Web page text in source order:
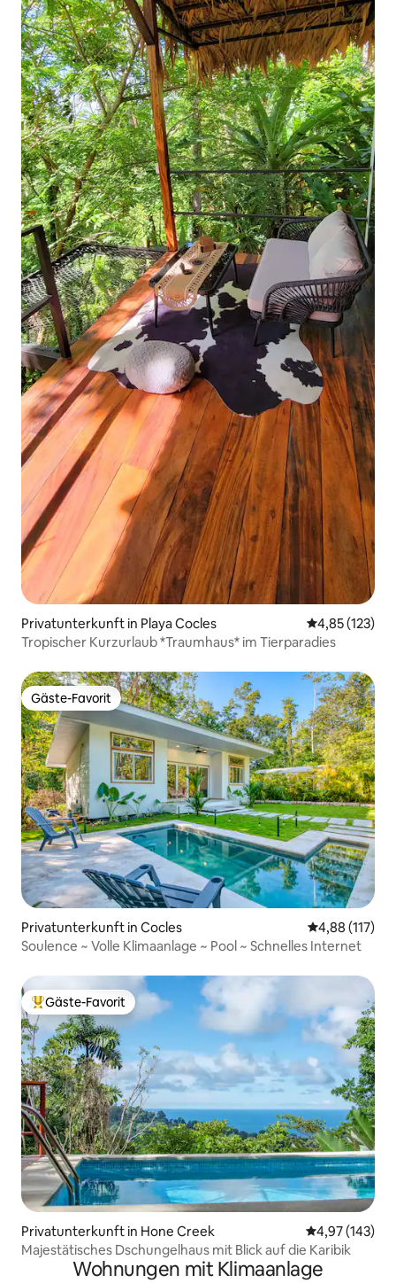
Privatunterkunft in Playa Cocles
4,85 (123)
Tropischer Kurzurlaub *Traumhaus* im Tierparadies
Gäste-Favorit
Gäste-Favorit
Privatunterkunft in Cocles
4,88 (117)
Soulence ~ Volle Klimaanlage ~ Pool ~ Schnelles Internet
Beliebter Gäste-Favorit.
Gäste-Favorit
Privatunterkunft in Hone Creek
4,97 (143)
Majestätisches Dschungelhaus mit Blick auf die Karibik
Wohnungen mit Klimaanlage